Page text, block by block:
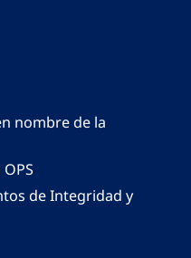
nombre de la
de Integridad y